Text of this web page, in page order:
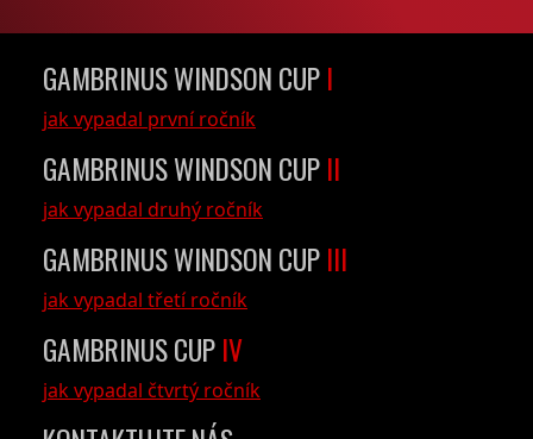
GAMBRINUS WINDSON CUP I
jak vypadal první ročník
GAMBRINUS WINDSON CUP II
jak vypadal druhý ročník
GAMBRINUS WINDSON CUP III
jak vypadal třetí ročník
GAMBRINUS CUP IV
jak vypadal čtvrtý ročník